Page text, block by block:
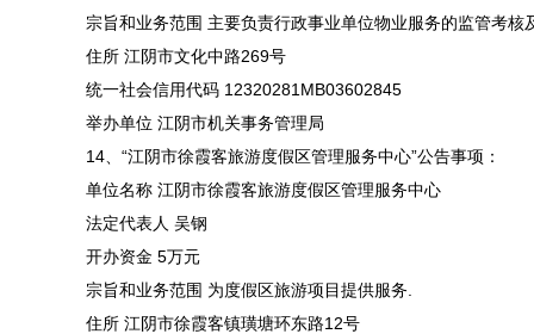
宗旨和业务范围 主要负责行政事业单位物业服务的监管考
住所 江阴市文化中路269号
统一社会信用代码 12320281MB03602845
举办单位 江阴市机关事务管理局
14、“江阴市徐霞客旅游度假区管理服务中心”公告事项：
单位名称 江阴市徐霞客旅游度假区管理服务中心
法定代表人 吴钢
开办资金 5万元
宗旨和业务范围 为度假区旅游项目提供服务.
住所 江阴市徐霞客镇璜塘环东路12号